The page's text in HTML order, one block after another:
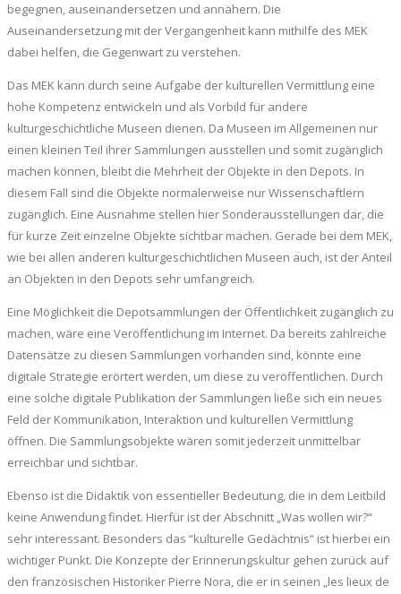
begegnen, auseinandersetzen und annähern. Die
Auseinandersetzung mit der Vergangenheit kann mithilfe des MEK
dabei helfen, die Gegenwart zu verstehen.
Das MEK kann durch seine Aufgabe der kulturellen Vermittlung eine
hohe Kompetenz entwickeln und als Vorbild für andere
kulturgeschichtliche Museen dienen. Da Museen im Allgemeinen nur
einen kleinen Teil ihrer Sammlungen ausstellen und somit zugänglich
machen können, bleibt die Mehrheit der Objekte in den Depots. In
diesem Fall sind die Objekte normalerweise nur Wissenschaftlern
zugänglich. Eine Ausnahme stellen hier Sonderausstellungen dar, die
für kurze Zeit einzelne Objekte sichtbar machen. Gerade bei dem MEK,
wie bei allen anderen kulturgeschichtlichen Museen auch, ist der Anteil
an Objekten in den Depots sehr umfangreich.
Eine Möglichkeit die Depotsammlungen der Öffentlichkeit zugänglich zu
machen, wäre eine Veröffentlichung im Internet. Da bereits zahlreiche
Datensätze zu diesen Sammlungen vorhanden sind, könnte eine
digitale Strategie erörtert werden, um diese zu veröffentlichen. Durch
eine solche digitale Publikation der Sammlungen ließe sich ein neues
Feld der Kommunikation, Interaktion und kulturellen Vermittlung
öffnen. Die Sammlungsobjekte wären somit jederzeit unmittelbar
erreichbar und sichtbar.
Ebenso ist die Didaktik von essentieller Bedeutung, die in dem Leitbild
keine Anwendung findet. Hierfür ist der Abschnitt „Was wollen wir?“
sehr interessant. Besonders das “kulturelle Gedächtnis“ ist hierbei ein
wichtiger Punkt. Die Konzepte der Erinnerungskultur gehen zurück auf
den französischen Historiker Pierre Nora, die er in seinen „les lieux de